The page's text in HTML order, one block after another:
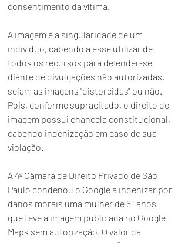
consentimento da vítima.
A imagem é a singularidade de um
indivíduo, cabendo a esse utilizar de
todos os recursos para defender-se
diante de divulgações não autorizadas,
sejam as imagens "distorcidas" ou não.
Pois, conforme supracitado, o direito de
imagem possui chancela constitucional,
cabendo indenização em caso de sua
violação.
A 4ª Câmara de Direito Privado de São
Paulo condenou o Google a indenizar por
danos morais uma mulher de 61 anos
que teve a imagem publicada no Google
Maps sem autorização. O valor da